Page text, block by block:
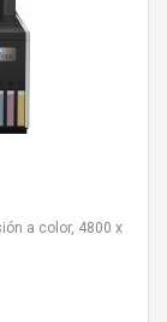
a color, 4800 x